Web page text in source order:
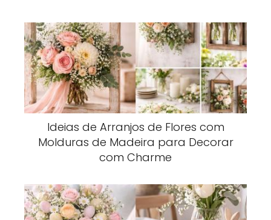
Ideias de Arranjos de Flores com
Molduras de Madeira para Decorar
com Charme